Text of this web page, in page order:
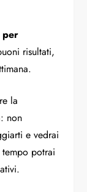
per
risultati,
la
: non
e vedrai
potrai